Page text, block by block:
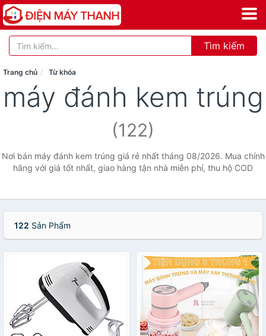
Tìm kiếm
Trang chủ Từ khóa
máy đánh kem trúng
(122)
Nơi bán máy đánh kem trúng giá rẻ nhất tháng 08/2026. Mua chính
hãng với giá tốt nhất, giao hàng tận nhà miễn phí, thu hộ COD
122 Sản Phẩm